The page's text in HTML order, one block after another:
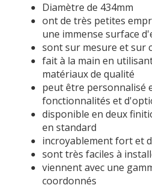
Diamètre de 434mm
ont de très petites
une immense surface
sont sur mesure et sur
fait à la main en
matériaux de qualité
peut être personnalisé
fonctionnalités et
disponible en deux
en standard
incroyablement fort et
sont très faciles à
viennent avec une
coordonnés